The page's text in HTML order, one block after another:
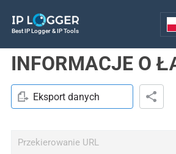
Best IP Logger & IP Tools
INFORMACJE O
Eksport danych
Przekierowanie URL